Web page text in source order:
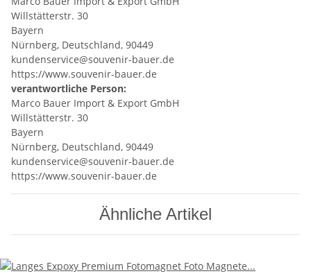
Willstätterstr. 30
Bayern
Nürnberg, Deutschland, 90449
kundenservice@souvenir-bauer.de
https://www.souvenir-bauer.de
verantwortliche Person:
Marco Bauer Import & Export GmbH
Willstätterstr. 30
Bayern
Nürnberg, Deutschland, 90449
kundenservice@souvenir-bauer.de
https://www.souvenir-bauer.de
Ähnliche Artikel